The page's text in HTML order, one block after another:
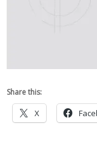
Share this:
X